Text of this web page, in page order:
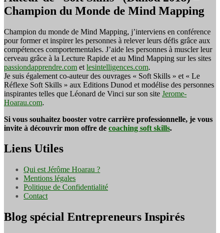
Champion du Monde de Mind Mapping
Champion du monde de Mind Mapping, j’interviens en conférence
pour former et inspirer les personnes à relever leurs défis grâce aux
compétences comportementales. J’aide les personnes à muscler leur
cerveau grâce à la Lecture Rapide et au Mind Mapping sur les sites
passiondapprendre.com et lesintelligences.com.
Je suis également co-auteur des ouvrages « Soft Skills » et « Le
Réflexe Soft Skills » aux Editions Dunod et modélise des personnes
inspirantes telles que Léonard de Vinci sur son site Jerome-
Hoarau.com.
Si vous souhaitez booster votre carrière professionnelle, je vous
invite à découvrir mon offre de coaching soft skills.
Liens Utiles
Qui est Jérôme Hoarau ?
Mentions légales
Politique de Confidentialité
Contact
Blog spécial Entrepreneurs Inspirés